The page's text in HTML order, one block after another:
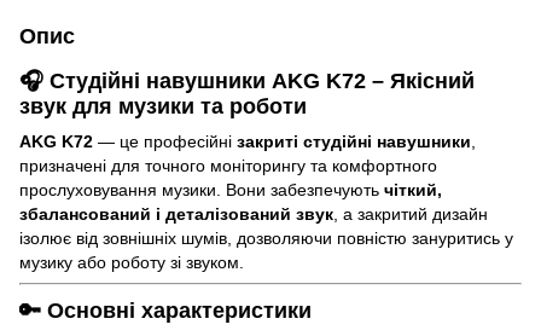
Опис
🎧 Студійні навушники AKG K72 – Якісний
звук для музики та роботи
AKG K72 — це професійні закриті студійні навушники
призначені для точного моніторингу та комфортного
прослуховування музики. Вони забезпечують чіткий,
збалансований і деталізований звук , а закритий дизайн
ізолює від зовнішніх шумів, дозволяючи повністю зануритись у
музику або роботу зі звуком.
🔑 Основні характеристики